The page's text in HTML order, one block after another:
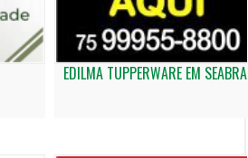
EDILMA TUPPERWARE EM SEABRA